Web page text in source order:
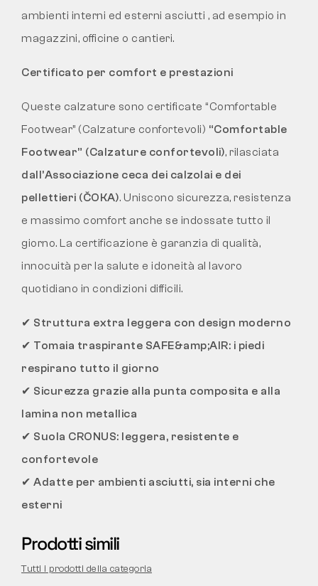
ambienti interni ed esterni asciutti , ad esempio in
magazzini, officine o cantieri.
Certificato per comfort e prestazioni
Queste calzature sono certificate “Comfortable
Footwear” (Calzature confortevoli) “Comfortable
Footwear” (Calzature confortevoli), rilasciata
dall’Associazione ceca dei calzolai e dei
pellettieri (ČOKA). Uniscono sicurezza, resistenza
e massimo comfort anche se indossate tutto il
giorno. La certificazione è garanzia di qualità,
innocuità per la salute e idoneità al lavoro
quotidiano in condizioni difficili.
✔ Struttura extra leggera con design moderno
✔ Tomaia traspirante SAFE&amp;AIR: i piedi
respirano tutto il giorno
✔ Sicurezza grazie alla punta composita e alla
lamina non metallica
✔ Suola CRONUS: leggera, resistente e
confortevole
✔ Adatte per ambienti asciutti, sia interni che
esterni
Prodotti simili
Tutti i prodotti della categoria